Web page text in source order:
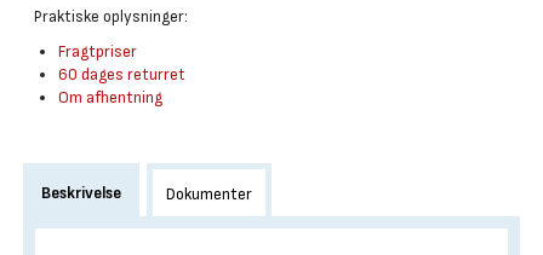
Praktiske oplysninger:
Fragtpriser
60 dages returret
Om afhentning
Beskrivelse Dokumenter